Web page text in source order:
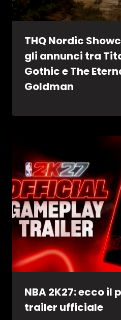
THQ Nordic
gli annunci tra
Gothic e The
Goldman
NBA 2K27: ecco
trailer ufficiale